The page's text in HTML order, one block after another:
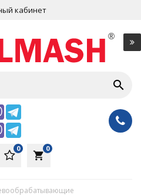
кабинет
local_grocery_store
0
0